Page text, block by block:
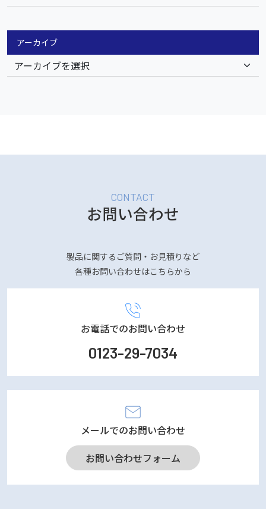
アーカイブ
お問い合わせ
製品に関するご質問・お見積りなど
各種お問い合わせはこちらから
お電話でのお問い合わせ
0123-29-7034
メールでのお問い合わせ
お問い合わせフォーム